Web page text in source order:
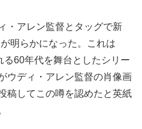
・アレン監督とタッグで新
明らかになった。これは
60年代を舞台としたシリー
ウディ・アレン監督の肖像画
稿してこの噂を認めたと英紙